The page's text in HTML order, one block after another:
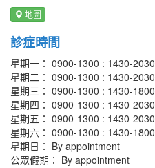
地圖
診症時間
星期一： 0900-1300 : 1430-2030
星期二： 0900-1300 : 1430-2030
星期三： 0900-1300 : 1430-1800
星期四： 0900-1300 : 1430-2030
星期五： 0900-1300 : 1430-2030
星期六： 0900-1300 : 1430-1800
星期日： By appointment
公眾假期： By appointment